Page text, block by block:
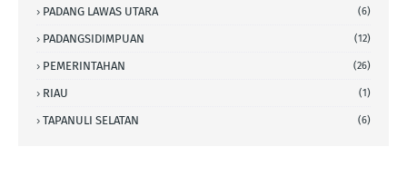
PADANG LAWAS UTARA (6)
PADANGSIDIMPUAN (12)
PEMERINTAHAN (26)
RIAU (1)
TAPANULI SELATAN (6)